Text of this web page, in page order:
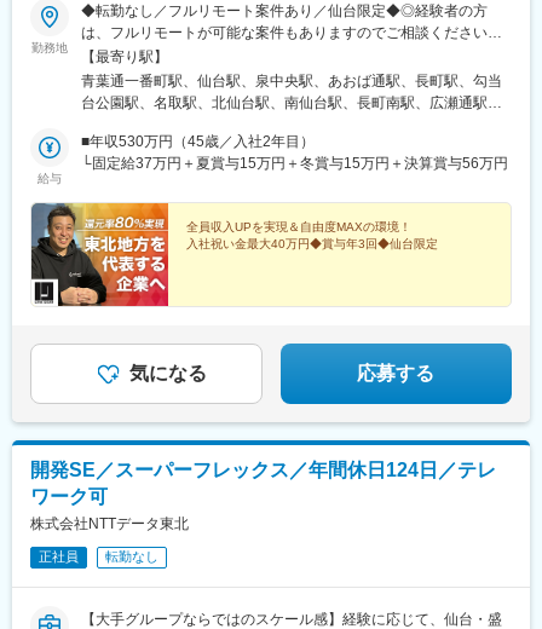
勤務地
◆転勤なし／フルリモート案件あり／仙台限定◆◎経験者の方
は、フルリモートが可能な案件もありますのでご相談ください
◎U・Iターン歓迎【勤務先】本社（仙台）、またはクライアント
先＜本社＞宮城県仙台市青葉区一番町2-6-1シティハウス一番中央
2F【最大40万円の入社祝い金をご用意】入社時に半額の20万円を
ただけます。「宮城へのU・Iターンを検討している方」にも安心
の制度です◎
【最寄り駅】
青葉通一番町駅、仙台駅、泉中央駅、あおば通駅、長町駅、勾当
台公園駅、名取駅、北仙台駅、南仙台駅、長町南駅、広瀬通駅、
鶴新田駅、旭ケ丘駅(宮城県)、宮城野原駅、宮城野通駅、仙台駅
(地下鉄)、長町一丁目駅、陸前原ノ町駅
給与
■年収530万円（45歳／入社2年目）
└固定給37万円＋夏賞与15万円＋冬賞与15万円＋決算賞与56万円
全員収入UPを実現＆自由度MAXの環境！
入社祝い金最大40万円◆賞与年3回◆仙台限定
気になる 応募する
開発SE／スーパーフレックス／年間休日124日／テレ
ワーク可
株式会社NTTデータ東北
正社員 転勤なし
【大手グループならではのスケール感】経験に応じて、仙台・盛